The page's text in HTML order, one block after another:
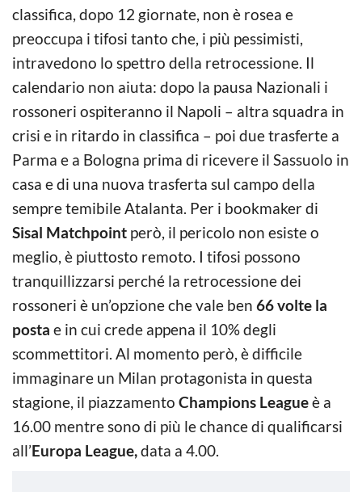
classifica, dopo 12 giornate, non è rosea e
preoccupa i tifosi tanto che, i più pessimisti,
intravedono lo spettro della retrocessione. Il
calendario non aiuta: dopo la pausa Nazionali i
rossoneri ospiteranno il Napoli – altra squadra in
crisi e in ritardo in classifica – poi due trasferte a
Parma e a Bologna prima di ricevere il Sassuolo in
casa e di una nuova trasferta sul campo della
sempre temibile Atalanta. Per i bookmaker di
Sisal Matchpoint però, il pericolo non esiste o
meglio, è piuttosto remoto. I tifosi possono
tranquillizzarsi perché la retrocessione dei
rossoneri è un’opzione che vale ben 66 volte la
posta e in cui crede appena il 10% degli
scommettitori. Al momento però, è difficile
immaginare un Milan protagonista in questa
stagione, il piazzamento Champions Leagueè a
16.00 mentre sono di più le chance di qualificarsi
all’Europa League,data a 4.00.